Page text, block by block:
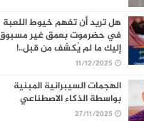
هل تريد أن تفهم خيوط اللعبة
في حضرموت بعمق غير
إليك ما لم يُكشف من قبل..!
11/12/2025
الهجمات السيبرانية المبنية
بواسطة الذكاء الاصطناعي
27/11/2025